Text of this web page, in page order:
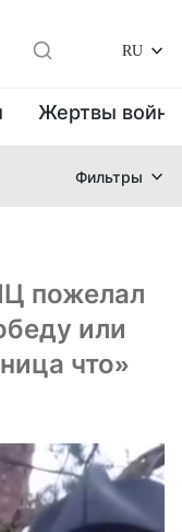
RU
Жертвы
Фильтры
пожелал
или
что»